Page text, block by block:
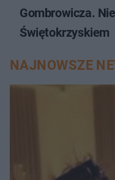
Gombrowicza.
Świętokrzyskiem
NAJNOWSZE